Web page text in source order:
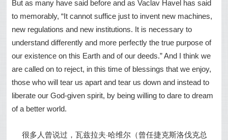
But as many have said before and as Vaclav Havel has said
to memorably, “It cannot suffice just to invent new machines,
new regulations and new institutions. It is necessary to
understand differently and more perfectly the true purpose of
our existence on this Earth and of our deeds.” And I think we
are called on to reject, in this time of blessings that we enjoy,
those who will tear us apart and tear us down and instead to
liberate our God-given spirit, by being willing to dare to dream
of a better world.
很多人曾说过，瓦兹拉夫·哈维尔（曾任捷克斯洛伐克总